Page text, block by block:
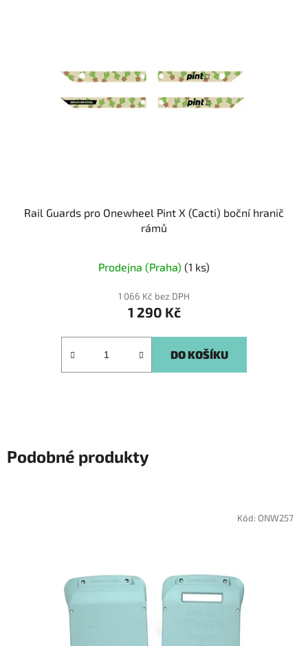
Rail Guards pro Onewheel Pint X (Cacti) boční hranič
rámů
Prodejna (Praha) (1 ks)
1 066 Kč bez DPH
1 290 Kč
DO KOŠÍKU
Podobné produkty
Kód: ONW257